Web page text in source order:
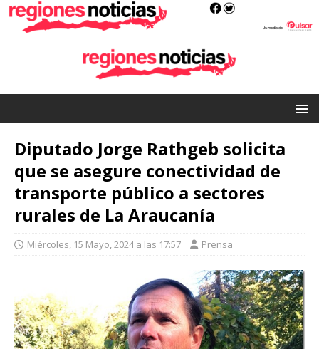
Diputado Jorge Rathgeb solicita
que se asegure conectividad de
transporte público a sectores
rurales de La Araucanía
Miércoles, 15 Mayo, 2024 a las 17:57 Prensa